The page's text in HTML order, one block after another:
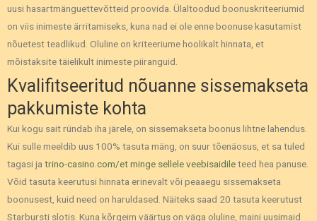
uusi hasartmänguettevõtteid proovida. Ülaltoodud boonuskriteeriumid
on viis inimeste ärritamiseks, kuna nad ei ole enne boonuse kasutamist
nõuetest teadlikud. Oluline on kriteeriume hoolikalt hinnata, et
mõistaksite täielikult inimeste piiranguid.
Kvalifitseeritud nõuanne sissemakseta
pakkumiste kohta
Kui kogu sait ründab iha järele, on sissemakseta boonus lihtne lahendus.
Kui sulle meeldib uus 100% tasuta mäng, on suur tõenäosus, et sa tuled
tagasi ja trino-casino.com/et minge sellele veebisaidileteed hea panuse.
Võid tasuta keerutusi hinnata erinevalt või peaaegu sissemakseta
boonusest, kuid need on haruldased. Näiteks saad 20 tasuta keerutust
Starbursti slotis. Kuna kõrgeim väärtus on väga oluline, maini uusimaid